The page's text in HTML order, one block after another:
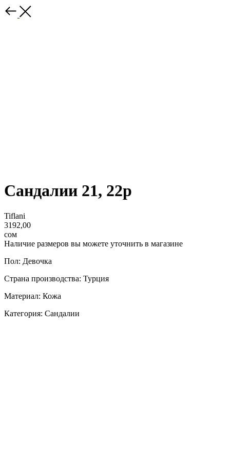
Сандалии 21, 22р
Tiflani
3192,00
сом
Наличие размеров вы можете уточнить в магазине
Пол: Девочка
Страна производства: Турция
Материал: Кожа
Категория: Сандалии